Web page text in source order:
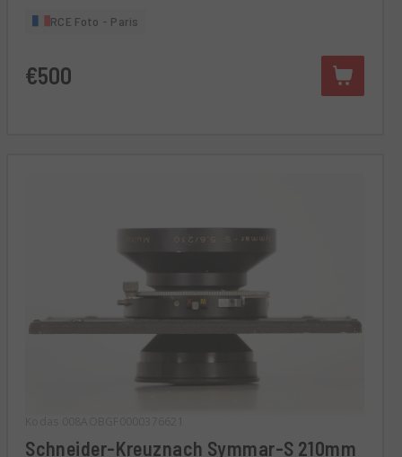
RCE Foto - Paris
€500
Schneider-Kreuznach Symmar-S 210mm